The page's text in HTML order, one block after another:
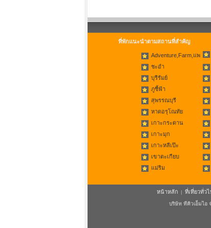
ที่พักแนะนำตามสถานที่สำคัญ
Adventure,Farm,แพ
ชะอำ
บุรีรัมย์
ภูชี้ฟ้า
สุพรรณบุรี
หาดอรุโณทัย
เกาะกระดาน
เกาะมุก
เกาะหลีเป๊ะ
เขาตะเกียบ
แม่ริม
หน้าหลัก | ที่เที่ยวทั่ว
บริษัท ทีคิวเอ็มไอ